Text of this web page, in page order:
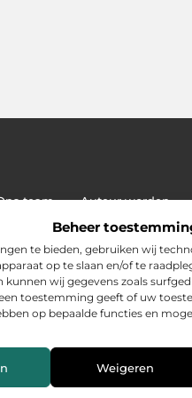
Beheer
te bieden, gebruiken wij
op te slaan en/of te
kunnen wij gegevens zoals
toestemming geeft of uw
op bepaalde functies en
Weigeren
team Auteur worden
wat jij moet weten voor
van